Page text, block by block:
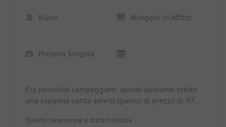
Klaus Alloggio In Affitto
Persona Singola
Era possibile campeggiare, quindi abbiamo scelto
una capanna senza servizi igienici al prezzo di 975
se non addirittura assente. A causa dell'elevata
Questa recensione è stata tradotta